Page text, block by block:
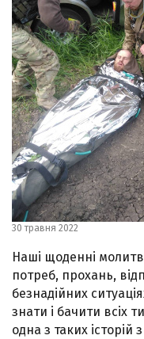
30 травня 2022
Наші щоденні
потреб, прохань,
безнадійних
знати і бачити всіх
одна з таких історій